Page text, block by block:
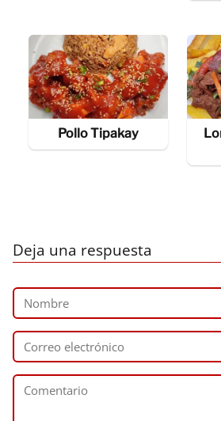
Pollo Tipakay
Deja una respuesta